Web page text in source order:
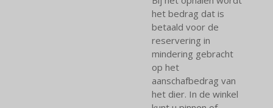
het bedrag dat is
betaald voor de
reservering in
mindering gebracht
op het
aanschafbedrag van
het dier. In de winkel